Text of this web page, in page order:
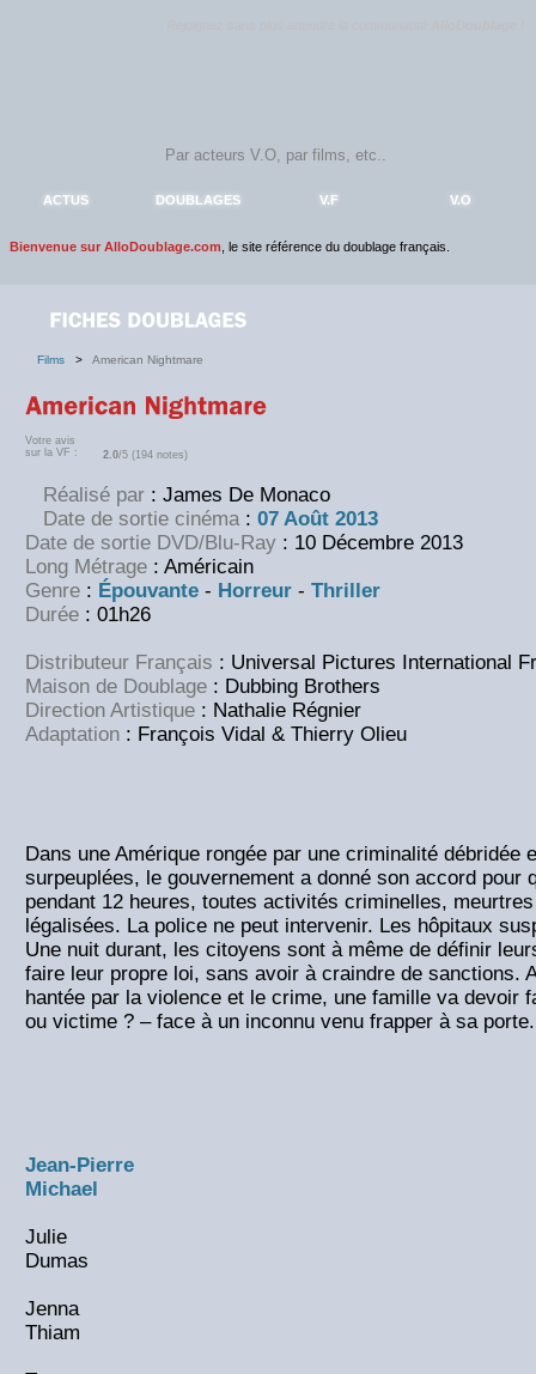
ACTUS DOUBLAGES V.F V.O
Bienvenue sur AlloDoublage.com , le site référence du doublage français.
Films > American Nightmare
Votre avis
sur la VF :
2.0/5 (194 notes)
Réalisé par : James De Monaco
Date de sortie cinéma : 07 Août 2013
Date de sortie DVD/Blu-Ray : 10 Décembre 2013
Long Métrage : Américain
Genre : Épouvante - Horreur - Thriller
Durée : 01h26
Distributeur Français : Universal Pictures International
Maison de Doublage : Dubbing Brothers
Direction Artistique : Nathalie Régnier
Adaptation : François Vidal & Thierry Olieu
Dans une Amérique rongée par une criminalité débridée
surpeuplées, le gouvernement a donné son accord pour
pendant 12 heures, toutes activités criminelles,
légalisées. La police ne peut intervenir. Les hôpitaux
Une nuit durant, les citoyens sont à même de définir
faire leur propre loi, sans avoir à craindre de sanctions.
hantée par la violence et le crime, une famille va devoir
ou victime ? – face à un inconnu venu frapper à sa porte.
Jean-Pierre
Michael
Julie
Dumas
Jenna
Thiam